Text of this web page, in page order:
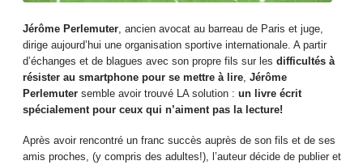
Jérôme Perlemuter, ancien avocat au barreau de Paris et juge,
dirige aujourd’hui une organisation sportive internationale. A partir
d’échanges et de blagues avec son propre fils sur lesdifficultés à
résister au smartphone pour se mettre à lire,Jérôme
Perlemutersemble avoir trouvé LA solution :un livre écrit
spécialement pour ceux qui n’aiment pas la lecture!
Après avoir rencontré un franc succès auprès de son fils et de ses
amis proches, (y compris des adultes!), l’auteur décide de publier et